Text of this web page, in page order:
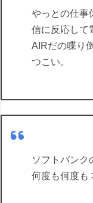
やっとの仕事
信に反応して
AIRだの喋り
つこい。
ソフトバンク
何度も何度も